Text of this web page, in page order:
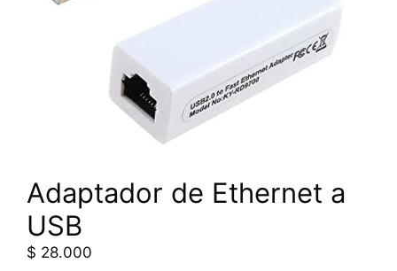
Adaptador de Ethernet a
USB
$ 28.000